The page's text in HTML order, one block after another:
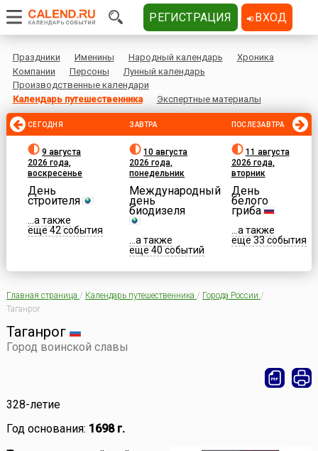
Праздники Именины Народный календарь
Хроника
Компании
Персоны
Лунный календарь
Производственные календари
Календарь путешественника
Экспертные материалы
СЕГОДНЯ
9 августа
2026 года,
воскресенье
День
строителя
...а также
еще 42 события
ЗАВТРА
10 августа
2026 года,
понедельник
Международный
день
биодизеля
...а также
еще 40 событий
ПОСЛЕЗАВТРА
11 августа
2026 года,
вторник
День
белого
гриба
...а также
еще 33 события
Главная страница / Календарь путешественника / Города России /
Таганрог
Таганрог
Город воинской славы
328-летие
Год основания: 1698 г.
РЕГИСТРАЦИЯ ВХОД